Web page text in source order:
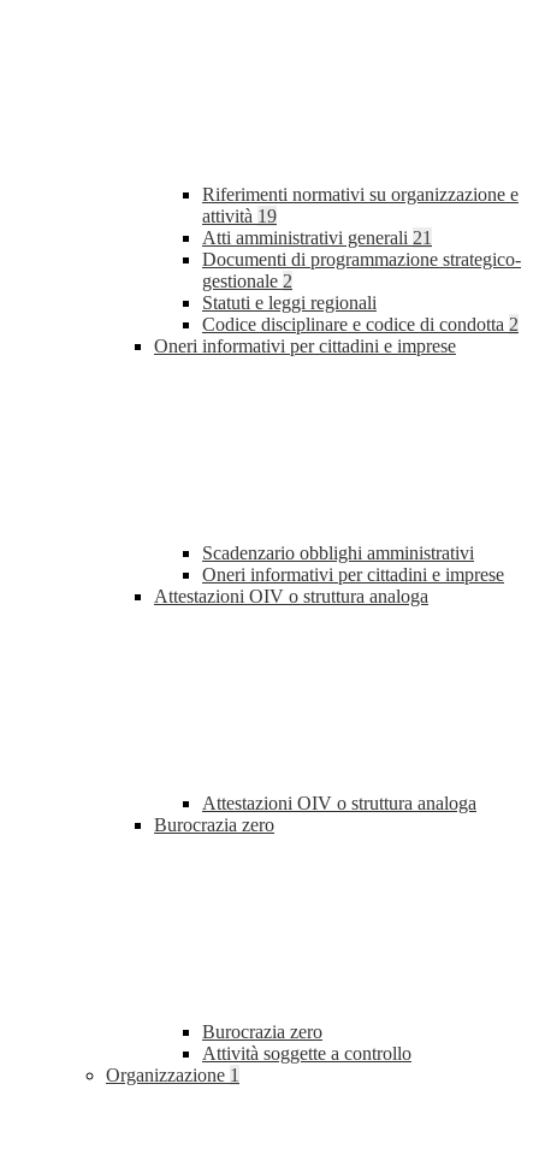
Riferimenti normativi su organizzazione e
attività 19
Atti amministrativi generali 21
Documenti di programmazione strategico-
gestionale 2
Statuti e leggi regionali
Codice disciplinare e codice di condotta 2
Oneri informativi per cittadini e imprese
Scadenzario obblighi amministrativi
Oneri informativi per cittadini e imprese
Attestazioni OIV o struttura analoga
Attestazioni OIV o struttura analoga
Burocrazia zero
Burocrazia zero
Attività soggette a controllo
Organizzazione 1